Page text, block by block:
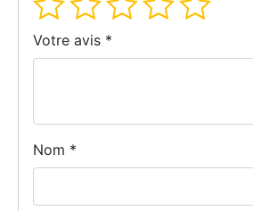
Votre avis *
Nom *